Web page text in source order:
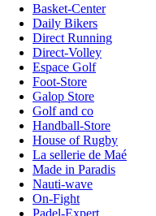
Basket-Center
Daily Bikers
Direct Running
Direct-Volley
Espace Golf
Foot-Store
Galop Store
Golf and co
Handball-Store
House of Rugby
La sellerie de Maé
Made in Paradis
Nauti-wave
On-Fight
Padel-Expert